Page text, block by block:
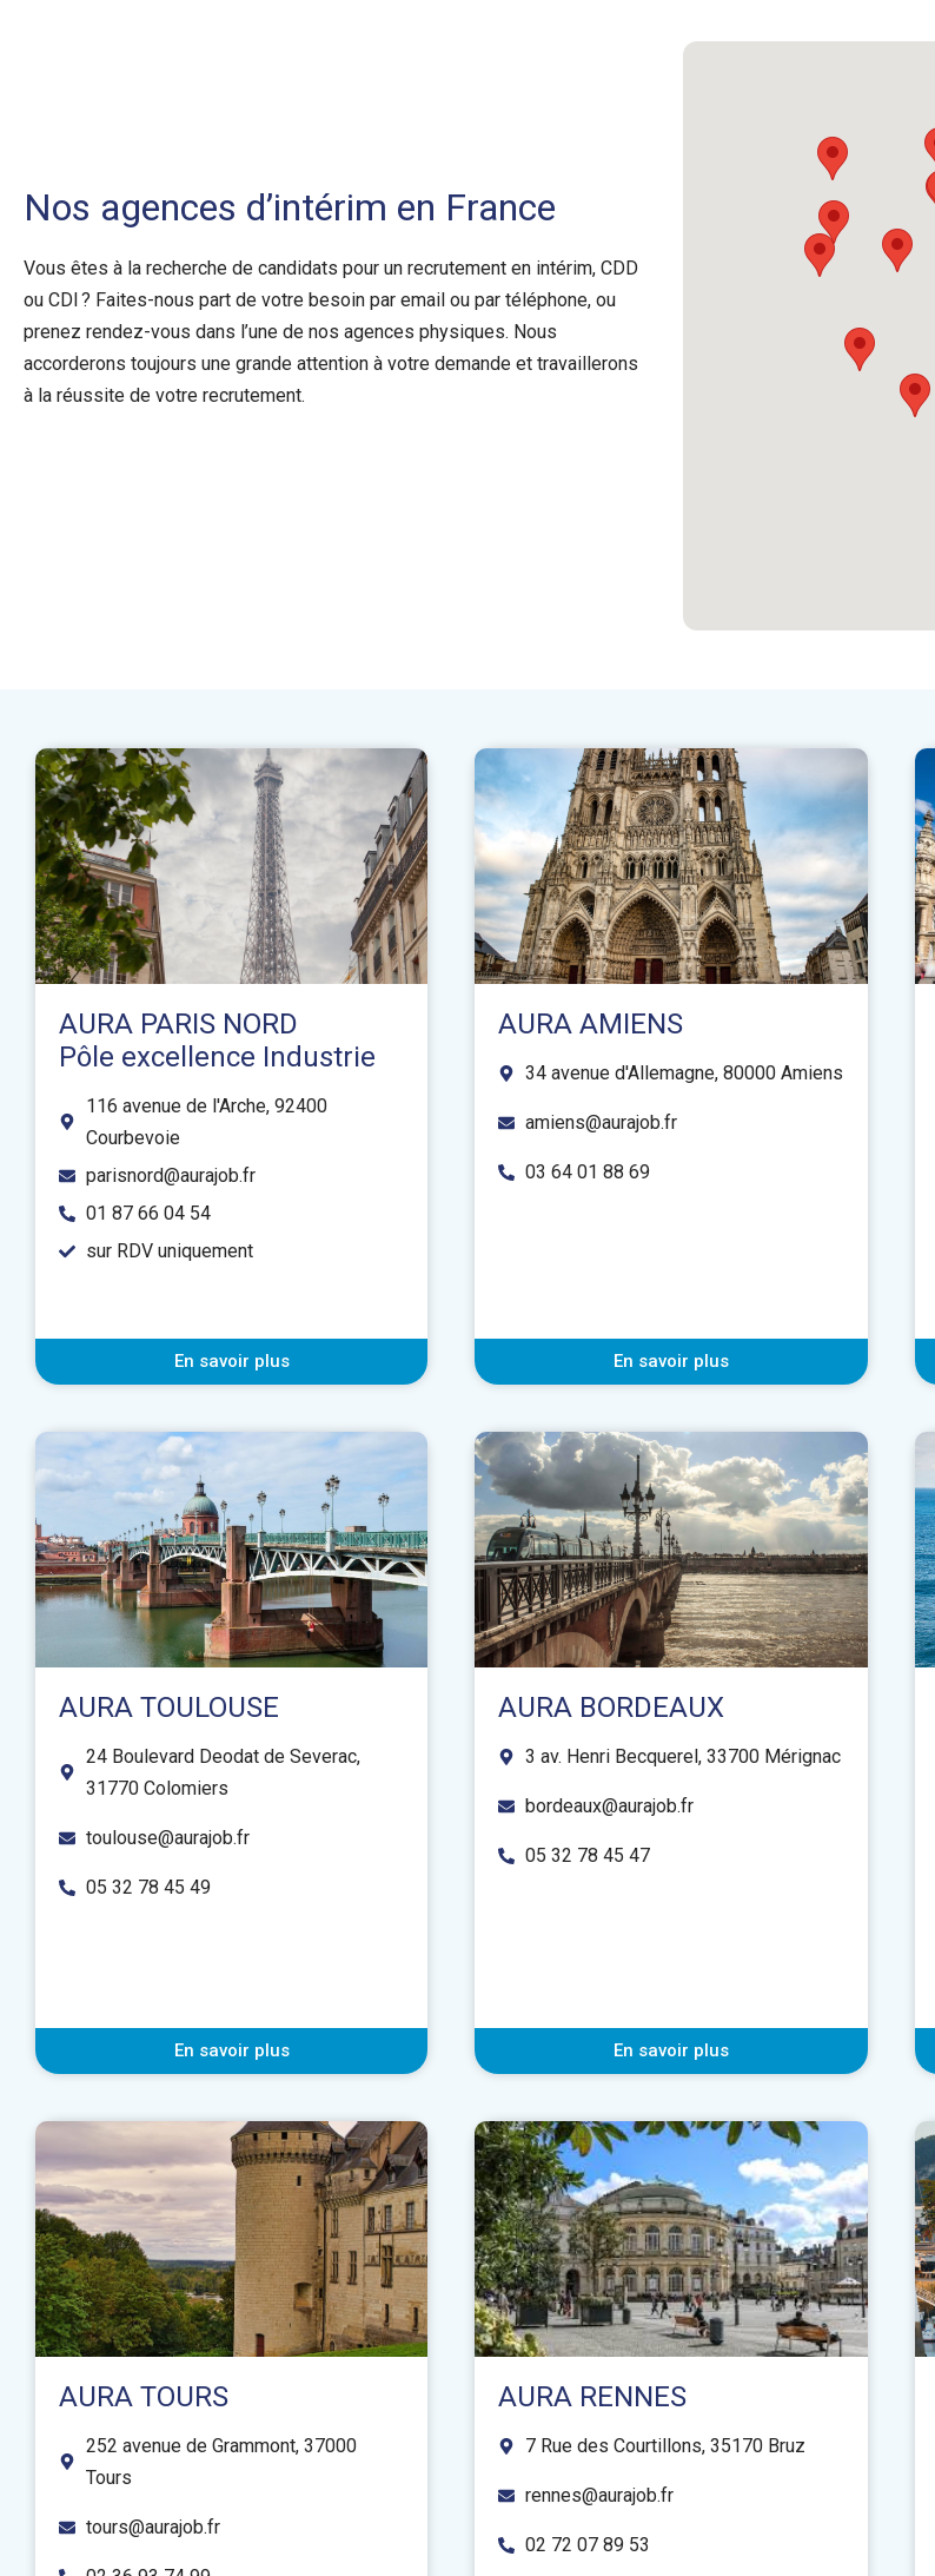
Nos agences d’intérim en France
Vous êtes à la recherche de candidats pour un recrutement en intérim, CDD
ou CDI ? Faites-nous part de votre besoin par email ou par téléphone, ou
prenez rendez-vous dans l’une de nos agences physiques. Nous
accorderons toujours une grande attention à votre demande et travaillerons
à la réussite de votre recrutement.
AURA PARIS NORD
Pôle excellence Industrie
116 avenue de l'Arche, 92400
Courbevoie
parisnord@aurajob.fr
01 87 66 04 54
sur RDV uniquement
En savoir plus
AURA AMIENS
34 avenue d'Allemagne, 80000 Amiens
amiens@aurajob.fr
03 64 01 88 69
En savoir plus
AURA TOULOUSE
24 Boulevard Deodat de Severac,
31770 Colomiers
toulouse@aurajob.fr
05 32 78 45 49
En savoir plus
AURA BORDEAUX
3 av. Henri Becquerel, 33700 Mérignac
bordeaux@aurajob.fr
05 32 78 45 47
En savoir plus
AURA TOURS
252 avenue de Grammont, 37000
Tours
tours@aurajob.fr
AURA RENNES
7 Rue des Courtillons, 35170 Bruz
rennes@aurajob.fr
02 72 07 89 53